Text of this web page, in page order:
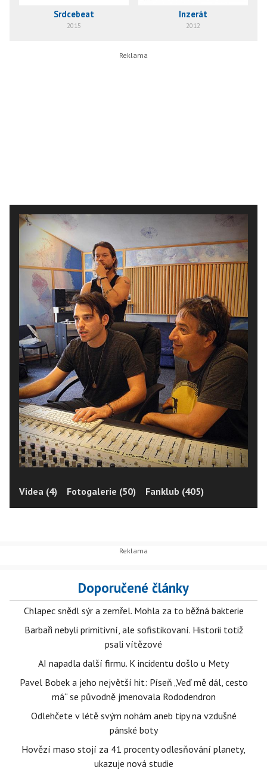
Srdcebeat
2015
Inzerát
2012
Videa (4) Fotogalerie (50) Fanklub (405)
Doporučené články
Chlapec snědl sýr a zemřel. Mohla za to běžná bakterie
Barbaři nebyli primitivní, ale sofistikovaní. Historii totiž
psali vítězové
AI napadla další firmu. K incidentu došlo u Mety
Pavel Bobek a jeho největší hit: Píseň „Veď mě dál, cesto
má“ se původně jmenovala Rododendron
Odlehčete v létě svým nohám aneb tipy na vzdušné
pánské boty
Hovězí maso stojí za 41 procenty odlesňování planety,
ukazuje nová studie